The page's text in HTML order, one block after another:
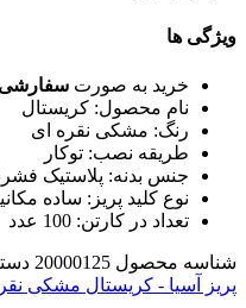
ویژگی ها
خرید به صورت سفارشی
نام محصول: کریستال
رنگ: مشکی نقره ای
طریقه نصب: توکار
جنس بدنه: پلاستیک
نوع کلید پریز: ساده
تعداد در کارتن: 100 عدد
شناسه محصول 20000125
پریز آسیا - کریستال مشکی